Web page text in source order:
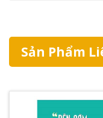
Sản Phẩm